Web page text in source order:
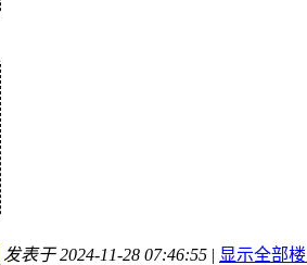
发表于 2024-11-28 07:46:55 | 显示全部